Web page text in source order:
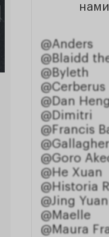
@Anders
@Blaidd
@Byleth
@Cerberus
@Dan
@Dimitri
@Francis
@Gallagher
@Goro
@He Xuan
@Historia
@Jing Yuan
@Maelle
@Maura